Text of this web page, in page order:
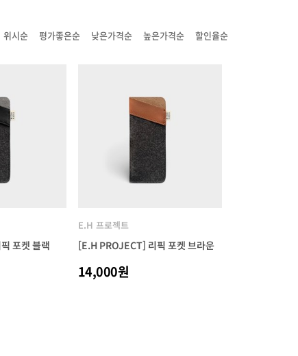
위시순 평가좋은순 낮은가격순 높은가격순 할인율순
포켓 블랙
E.H 프로젝트
[E.H PROJECT] 리픽 포켓 브라운
14,000원